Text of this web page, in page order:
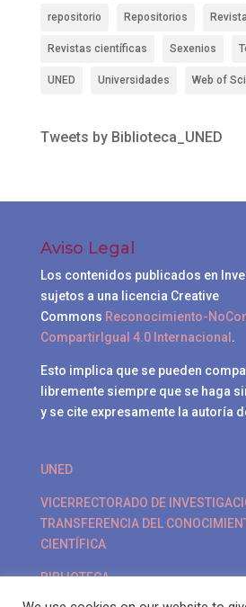
repositorio Repositorios
Revistas científicas Sexenios
UNED Universidades Web of
Tweets by Biblioteca_UNED
Aviso Legal
Los contenidos publicados en
sujetos a una licencia Creative
Commons Reconocimiento-
CompartirIgual 4.0 Internacional .
Esto implica que se pueden
libremente siempre que se haga
y se cite expresamente la autoría
UNED
VICERRECTORADO DE
TRANSFERENCIA DEL
CIENTÍFICA
BIBLIOTECA